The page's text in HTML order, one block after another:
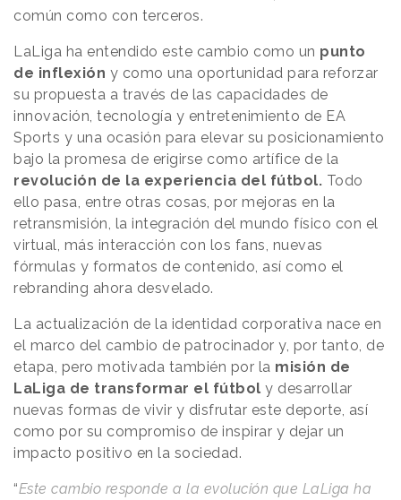
común como con terceros.
LaLiga ha entendido este cambio como un punto
de inflexión y como una oportunidad para reforzar
su propuesta a través de las capacidades de
innovación, tecnología y entretenimiento de EA
Sports y una ocasión para elevar su posicionamiento
bajo la promesa de erigirse como artífice de la
revolución de la experiencia del fútbol. Todo
ello pasa, entre otras cosas, por mejoras en la
retransmisión, la integración del mundo físico con el
virtual, más interacción con los fans, nuevas
fórmulas y formatos de contenido, así como el
rebranding ahora desvelado.
La actualización de la identidad corporativa nace en
el marco del cambio de patrocinador y, por tanto, de
etapa, pero motivada también por la misión de
LaLiga de transformar el fútbol y desarrollar
nuevas formas de vivir y disfrutar este deporte, así
como por su compromiso de inspirar y dejar un
impacto positivo en la sociedad.
“Este cambio responde a la evolución que LaLiga ha